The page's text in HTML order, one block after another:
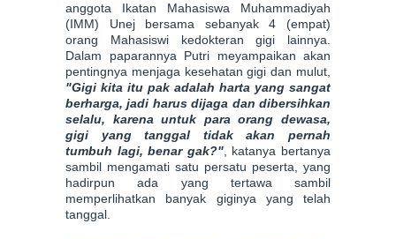
anggota Ikatan Mahasiswa Muhammadiyah
(IMM) Unej bersama sebanyak 4 (empat)
orang Mahasiswi kedokteran gigi lainnya.
Dalam paparannya Putri meyampaikan akan
pentingnya menjaga kesehatan gigi dan mulut,
"Gigi kita itu pak adalah harta yang sangat
berharga, jadi harus dijaga dan dibersihkan
selalu, karena untuk para orang dewasa,
gigi yang tanggal tidak akan pernah
tumbuh lagi, benar gak?", katanya bertanya
sambil mengamati satu persatu peserta, yang
hadirpun ada yang tertawa sambil
memperlihatkan banyak giginya yang telah
tanggal.